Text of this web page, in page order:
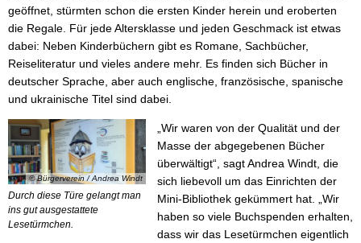
geöffnet, stürmten schon die ersten Kinder herein und eroberten
die Regale. Für jede Altersklasse und jeden Geschmack ist etwas
dabei: Neben Kinderbüchern gibt es Romane, Sachbücher,
Reiseliteratur und vieles andere mehr. Es finden sich Bücher in
deutscher Sprache, aber auch englische, französische, spanische
und ukrainische Titel sind dabei.
© Bürgerverein / Andrea Windt
Durch diese Türe gelangt man
ins gut ausgestattete
Lesetürmchen.
„Wir waren von der Qualität und der
Masse der abgegebenen Bücher
überwältigt“, sagt Andrea Windt, die
sich liebevoll um das Einrichten der
Mini-Bibliothek gekümmert hat. „Wir
haben so viele Buchspenden erhalten,
dass wir das Lesetürmchen eigentlich